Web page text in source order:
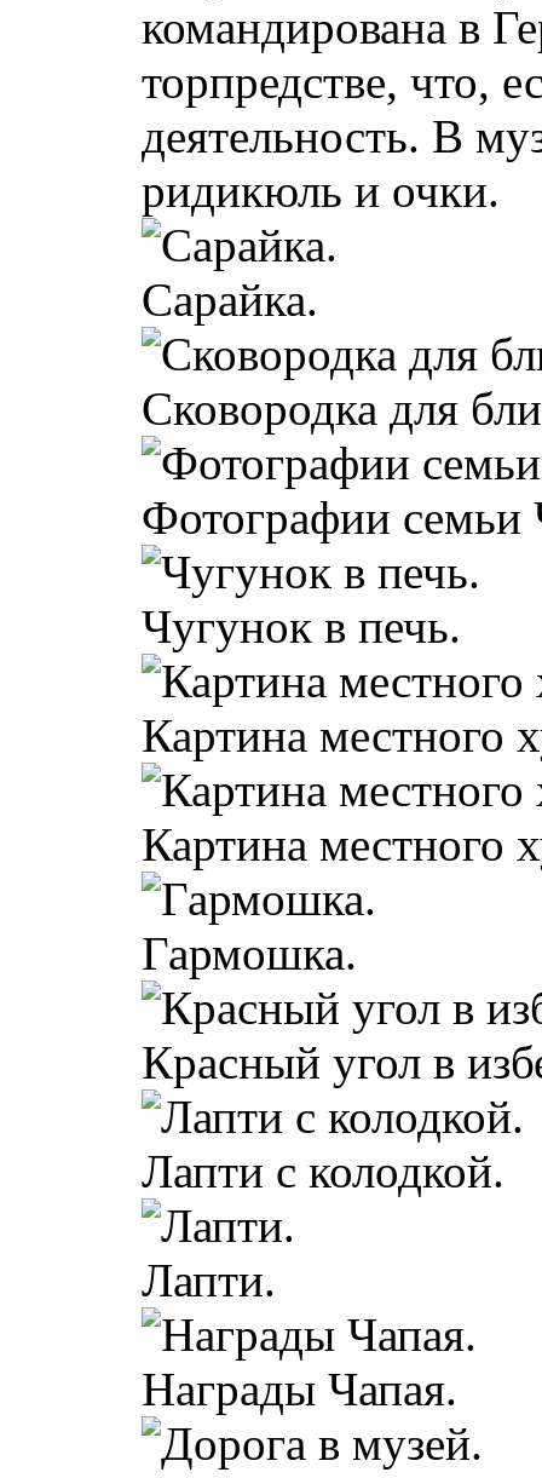
командирована в
торпредстве, что,
деятельность. В
ридикюль и очки.
Сарайка.
Сковородка для
Фотографии семьи
Чугунок в печь.
Картина местного
Картина местного
Гармошка.
Красный угол в
Лапти с колодкой.
Лапти.
Награды Чапая.